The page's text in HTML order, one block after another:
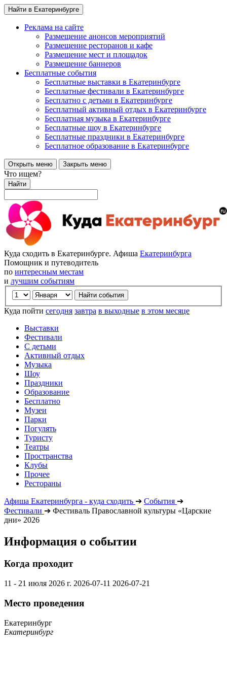
Найти в Екатеринбурге
Реклама на сайте
Размещение анонсов мероприятий
Размещение ресторанов и кафе
Размещение мест и площадок
Размещение баннеров
Бесплатные события
Бесплатные выставки в Екатеринбурге
Бесплатные фестивали в Екатеринбурге
Бесплатно с детьми в Екатеринбурге
Бесплатный активный отдых в Екатеринбурге
Бесплатная музыка в Екатеринбурге
Бесплатные шоу в Екатеринбурге
Бесплатные праздники в Екатеринбурге
Бесплатное образование в Екатеринбурге
Открыть меню Закрыть меню
Что ищем?
Найти
Куда сходить в Екатеринбурге. Афиша Екатеринбурга
Помощник и путеводитель
по интересным местам
и лучшим событиям
Куда пойти сегодня завтра в выходные в этом месяце
Выставки
Фестивали
С детьми
Активный отдых
Музыка
Шоу
Праздники
Образование
Бесплатно
Музеи
Парки
Погулять
Туристу
Театры
Пространства
Клубы
Прочее
Рестораны
Афиша Екатеринбурга - куда сходить ➔ События ➔
Фестивали ➔ Фестиваль Православной культуры «Царские
дни» 2026
Информация о событии
Когда проходит
11 - 21 июля 2026 г. 2026-07-11 2026-07-21
Место проведения
Екатеринбург
Екатеринбург